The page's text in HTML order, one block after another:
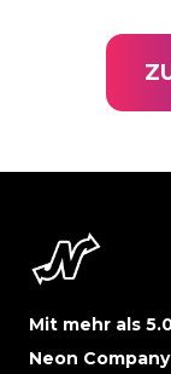
Mit mehr als
Neon